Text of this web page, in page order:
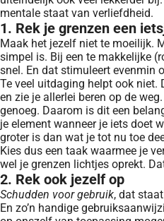
mentale staat van verliefdheid.
1. Rek je grenzen een
Maak het jezelf niet te moeilijk.
simpel is. Bij een te makkelijke
snel. En dat stimuleert evenmin
Te veel uitdaging helpt ook niet.
en zie je allerlei beren op de
genoeg. Daarom is dit een
je element wanneer je iets doet
groter is dan wat je tot nu toe
Kies dus een taak waarmee je
wel je grenzen lichtjes oprekt.
2. Rek ook jezelf op
Schudden voor gebruik, dat
En zo’n handige